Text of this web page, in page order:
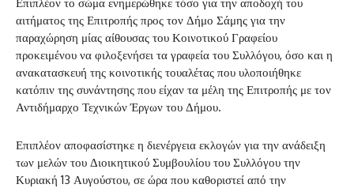
αιτήματος της Επιτροπής προς τον Δήμο Σάμης για την
παραχώρηση μίας αίθουσας του Κοινοτικού Γραφείου
προκειμένου να φιλοξενήσει τα γραφεία του Συλλόγου, όσο και η
ανακατασκευή της κοινοτικής τουαλέτας που υλοποιήθηκε
κατόπιν της συνάντησης που είχαν τα μέλη της Επιτροπής με τον
Αντιδήμαρχο Τεχνικών Έργων του Δήμου.
Επιπλέον αποφασίστηκε η διενέργεια εκλογών για την ανάδειξη
των μελών του Διοικητικού Συμβουλίου του Συλλόγου την
Κυριακή 13 Αυγούστου, σε ώρα που καθοριστεί από την